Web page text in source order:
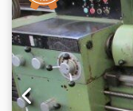
effektbehov: 22
Utrymmesbehov,
HEIDENHAIN 3-
verktygshållare 2
mm) Chsdpfx